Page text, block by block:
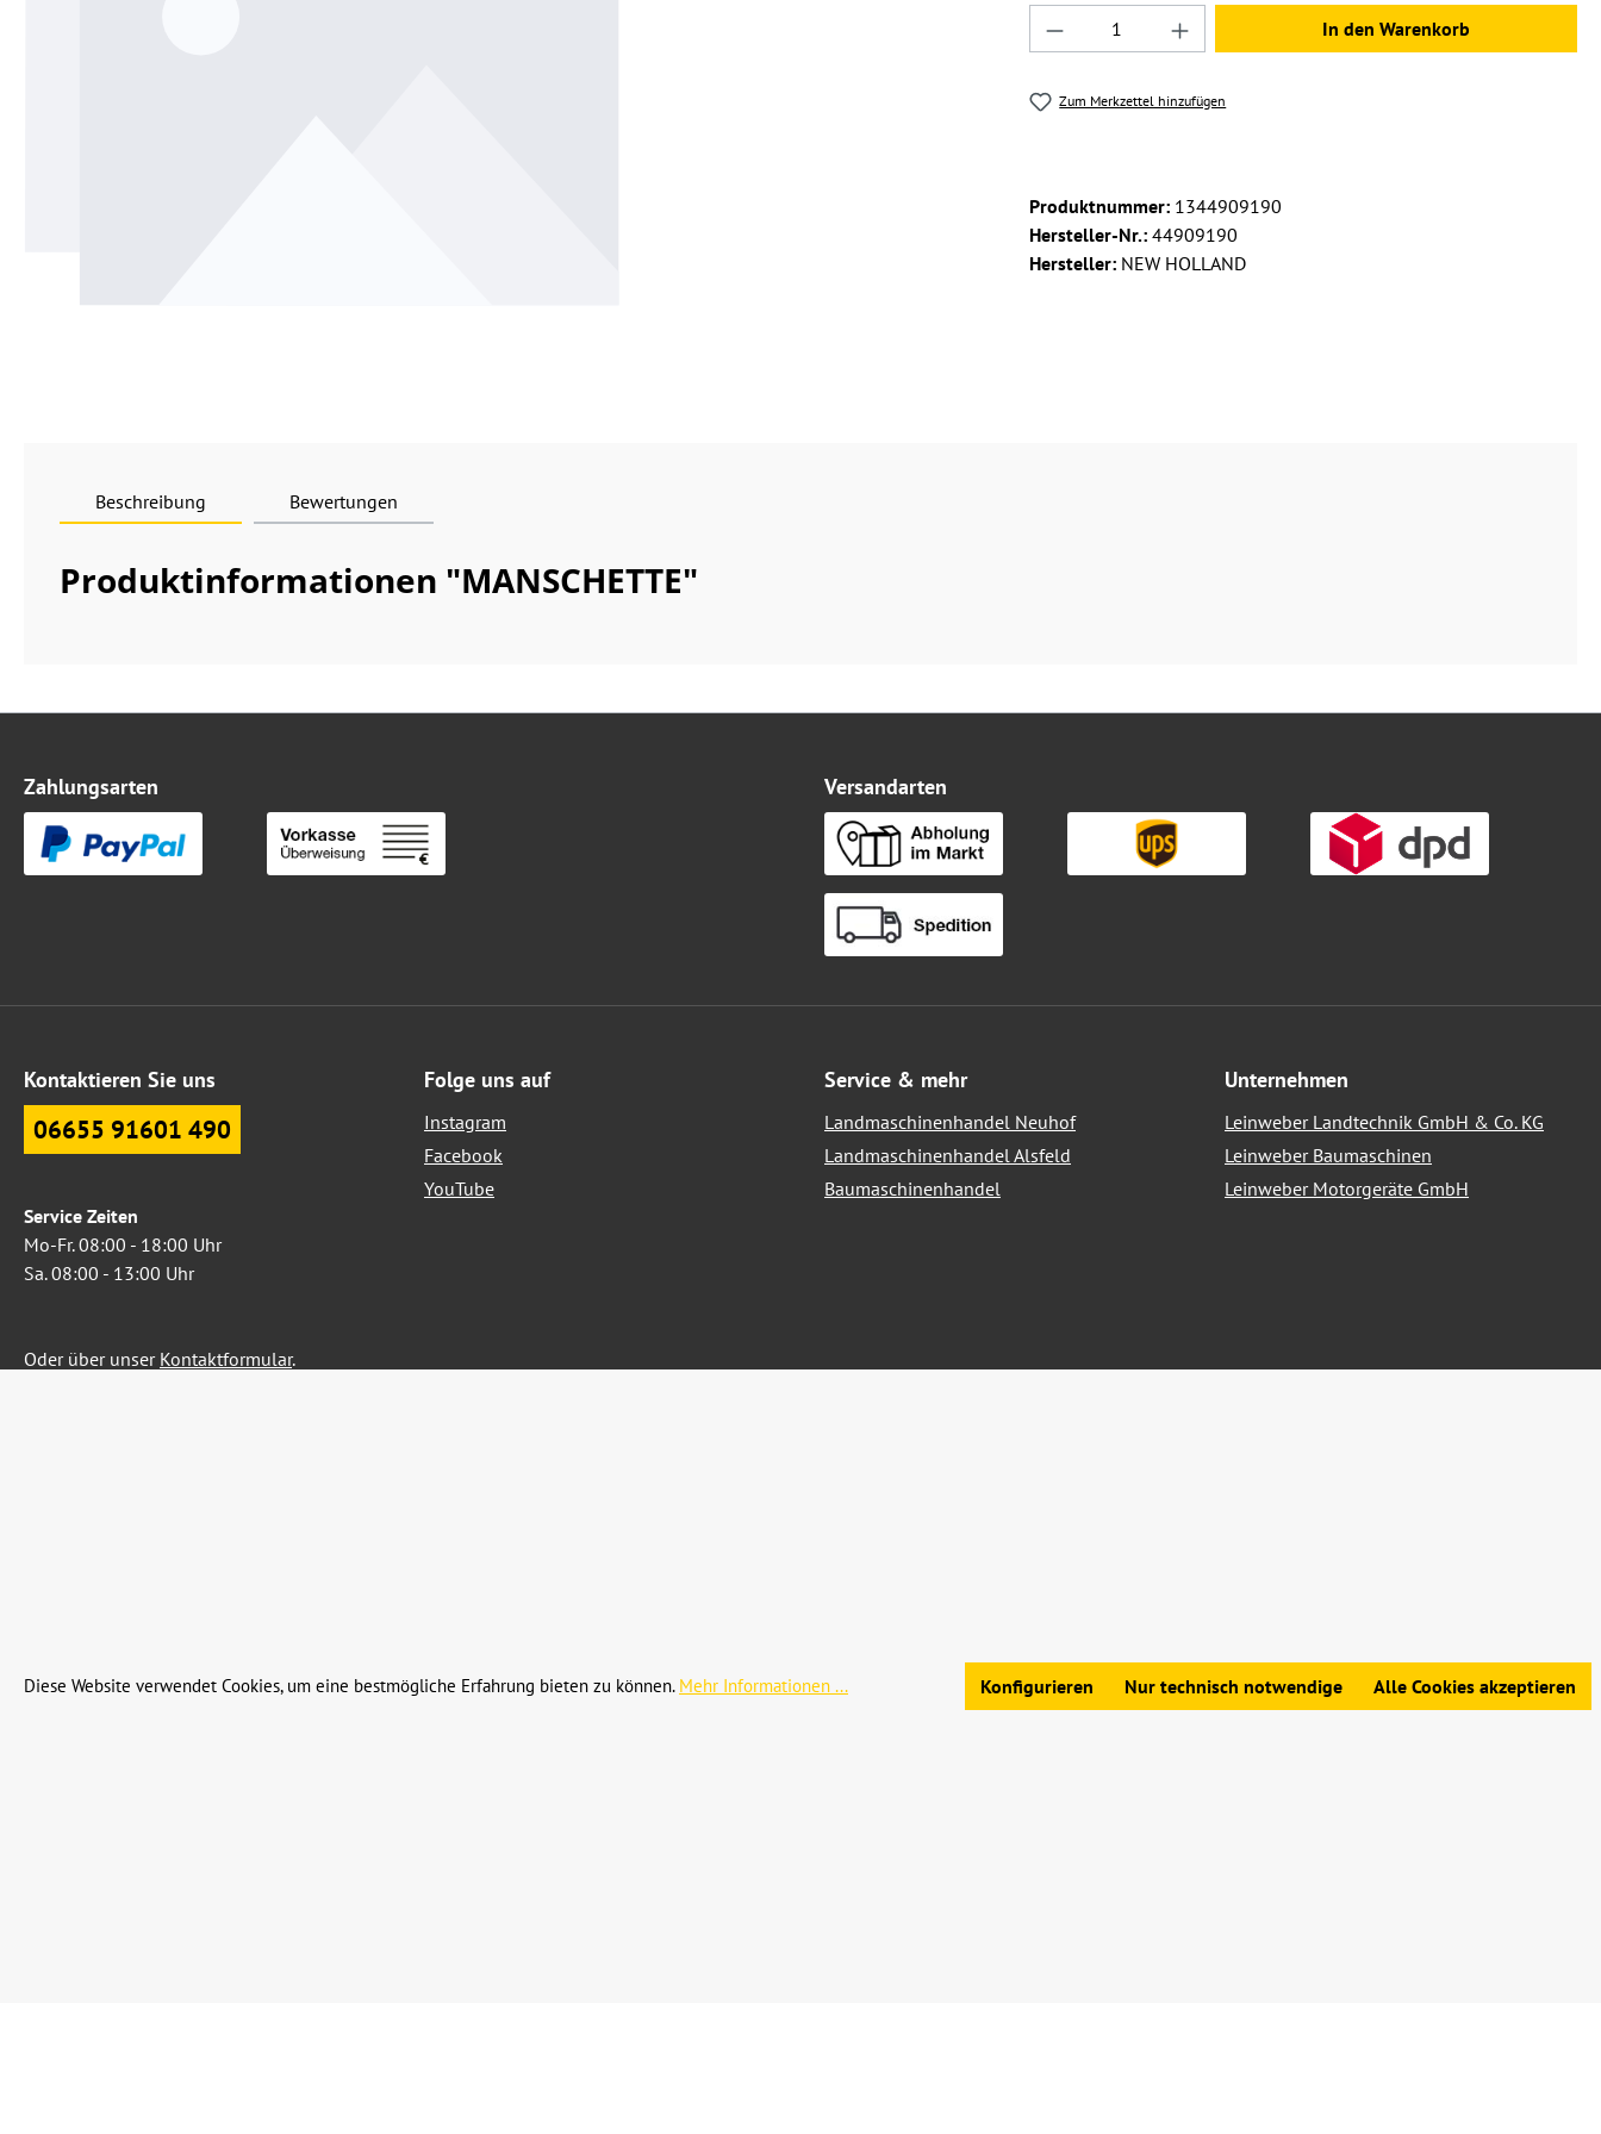
Produkt Anzahl: Gib den gewünschten Wert
In den Warenkorb
Zum Merkzettel hinzufügen
Produktnummer: 1344909190
Hersteller-Nr.: 44909190
Hersteller: NEW HOLLAND
Beschreibung Bewertungen
Produktinformationen "MANSCHETTE"
Zahlungsarten Versandarten
Kontaktieren Sie uns
06655 91601 490
Service Zeiten
Mo-Fr. 08:00 - 18:00 Uhr
Sa. 08:00 - 13:00 Uhr
Oder über unser Kontaktformular.
Folge uns auf
Instagram
Facebook
YouTube
Service & mehr
Landmaschinenhandel Neuhof
Landmaschinenhandel Alsfeld
Baumaschinenhandel
Unternehmen
Leinweber Landtechnik GmbH & Co. KG
Leinweber Baumaschinen
Leinweber Motorgeräte GmbH
Allgemeine Geschäftsbedingungen|Widerrufsbelehrung|Datenschutz|Impressum
Diese Website verwendet Cookies, um eine bestmögliche Erfahrung bieten zu können. Mehr Informationen ... Nur technisch notwendige
Konfigurieren Alle Cookies akzeptieren